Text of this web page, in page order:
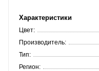
Характеристики
Цвет:
Производитель:
Тип:
Регион: